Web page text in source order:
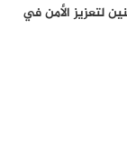
لتعزيز الأمن في